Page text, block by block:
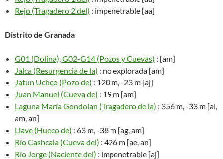
Rejo (Tragadero 2 del) : impenetrable [aa]
Distrito de Granada
G01 (Dolina), G02-G14 (Pozos y Cuevas) : [am]
Jalca (Resurgencia de la) : no explorada [am]
Jatun Uchco (Pozo de) : 120 m, -23 m [aj]
Juan Manuel (Cueva de) : 19 m [am]
Laguna María Gondolan (Tragadero de la) : 356 m, -33 m [ai,
am, an]
Llave (Hueco de) : 63 m, -38 m [ag, am]
Río Cashcala (Cueva del) : 426 m [ae, an]
Río Jorge (Naciente del) : impenetrable [aj]